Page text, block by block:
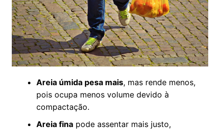
Areia úmida pesa mais, mas rende menos,
pois ocupa menos volume devido à
compactação.
Areia finapode assentar mais justo,